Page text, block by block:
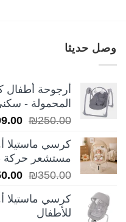
وصل حديثا
أرجوحة أطفال
المحمولة -
₪250.00
هو:
₪250.00.
مستشعر حركة
₪350.00
هو:
للأطفال